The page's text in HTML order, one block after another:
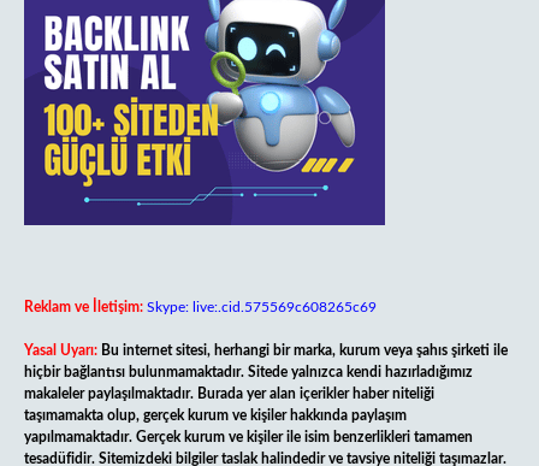
Reklam ve İletişim: Skype: live:.cid.575569c608265c69
Yasal Uyarı: Bu internet sitesi, herhangi bir marka, kurum veya şahıs şirketi ile
hiçbir bağlantısı bulunmamaktadır. Sitede yalnızca kendi hazırladığımız
makaleler paylaşılmaktadır. Burada yer alan içerikler haber niteliği
taşımamakta olup, gerçek kurum ve kişiler hakkında paylaşım
yapılmamaktadır. Gerçek kurum ve kişiler ile isim benzerlikleri tamamen
tesadüfidir. Sitemizdeki bilgiler taslak halindedir ve tavsiye niteliği taşımazlar.